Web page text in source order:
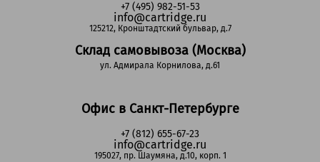
+7 (495) 982-51-53
info@cartridge.ru
125212, Кронштадтский бульвар, д.7
Склад самовывоза (Москва)
ул. Адмирала Корнилова, д.61
Офис в Санкт-Петербурге
+7 (812) 655-67-23
info@cartridge.ru
195027, пр. Шаумяна, д.10, корп. 1